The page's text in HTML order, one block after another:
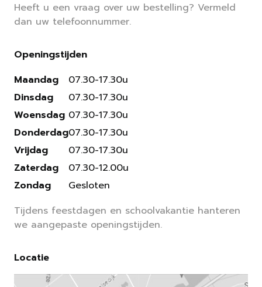
Heeft u een vraag over uw bestelling? Vermeld
dan uw telefoonnummer.
Openingstijden
Maandag
Dinsdag
Woensdag
Donderdag
Vrijdag
Zaterdag
Zondag
07.30-17.30u
07.30-17.30u
07.30-17.30u
07.30-17.30u
07.30-17.30u
07.30-12.00u
Gesloten
Tijdens feestdagen en schoolvakantie hanteren
we aangepaste openingstijden.
Locatie